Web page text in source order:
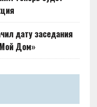
дату заседания
Дом»